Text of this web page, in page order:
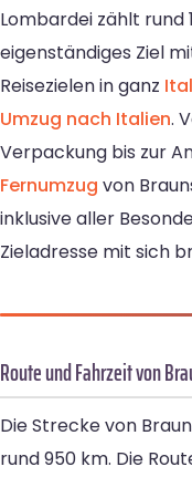
Lombardei zählt rund
eigenständiges Ziel
Reisezielen in ganz
Umzug nach Italien.
Verpackung bis zur
Fernumzug von
inklusive aller
Zieladresse mit sich
Route und Fahrzeit von
Die Strecke von
rund 950 km. Die